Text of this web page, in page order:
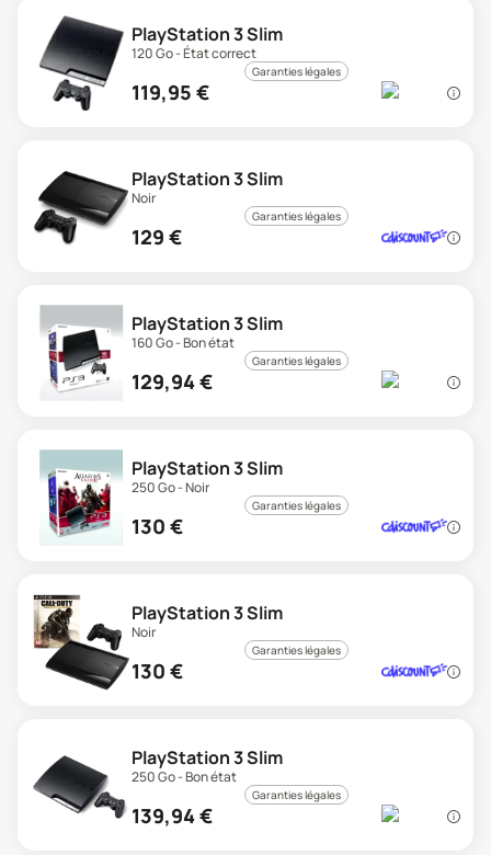
PlayStation 3 Slim
120 Go - État correct
Garanties légales
119,95 €
PlayStation 3 Slim
Noir
Garanties légales
129 €
PlayStation 3 Slim
160 Go - Bon état
Garanties légales
129,94€
PlayStation 3 Slim
250 Go - Noir
Garanties légales
130 €
PlayStation 3 Slim
Noir
Garanties légales
130 €
PlayStation 3 Slim
250 Go - Bon état
Garanties légales
139,94€